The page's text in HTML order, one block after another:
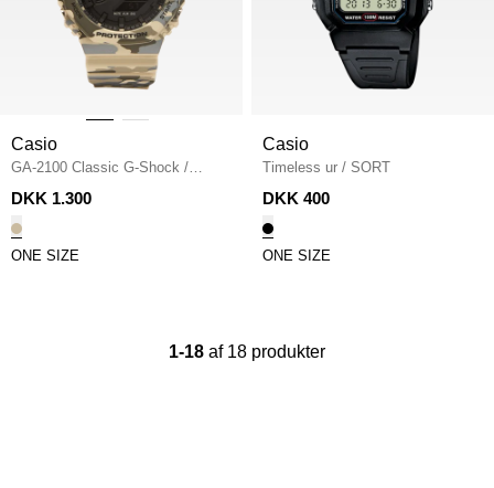
Casio
GA-2100 Classic G-Shock /
CAMO
DKK 1.300
ONE SIZE
Casio
Timeless ur / SORT
DKK 400
ONE SIZE
1-18 af 18 produkter